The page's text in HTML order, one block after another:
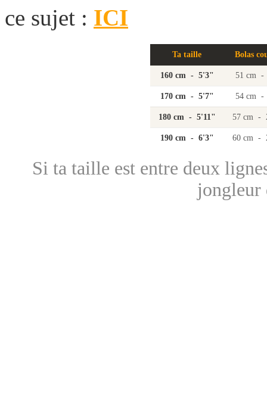
ce sujet : ICI
Ta taille Bolas
160 cm - 5'3" 51 cm -
170 cm - 5'7" 54 cm -
180 cm - 5'11" 57 cm -
190 cm - 6'3" 60 cm -
Si ta taille est entre deux
jongleur